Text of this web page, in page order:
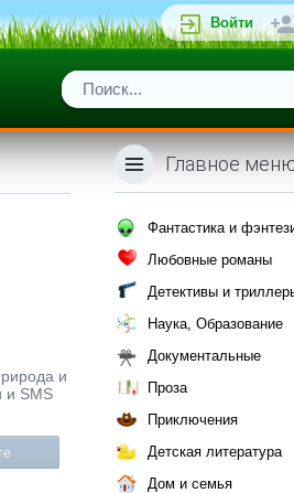
Войти
и
и SMS
Главное
Фантастика и
Любовные романы
Детективы и
Наука, Образование
Документальные
Проза
Приключения
Детская литература
Дом и семья